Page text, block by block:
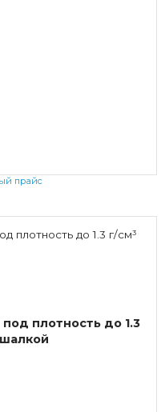
прайс
плотность до 1.3